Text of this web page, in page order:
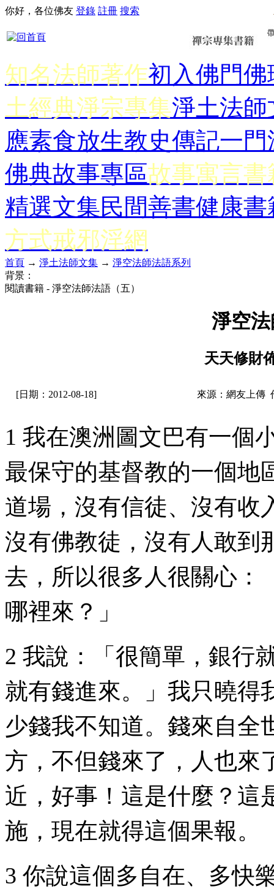
你好，各位佛友 登錄 註冊 搜索
知名法師著作初入佛門佛
土經典淨宗專集淨土法師
應素食放生教史傳記一門
佛典故事專區故事寓言書
精選文集民間善書健康書
方式戒邪淫網
首頁 → 淨土法師文集 → 淨空法師法語系列
背景：
閱讀書籍 - 淨空法師法語（五）
淨空
天天修財
[日期：2012-08-18] 來源：網友上傳
1 我在澳洲圖文巴有一個
最保守的基督教的一個地
道場，沒有信徒、沒有收
沒有佛教徒，沒有人敢到
去，所以很多人很關心：
哪裡來？」
2 我說：「很簡單，銀行
就有錢進來。」我只曉得
少錢我不知道。錢來自全
方，不但錢來了，人也來
近，好事！這是什麼？這
施，現在就得這個果報。
3 你說這個多自在、多快